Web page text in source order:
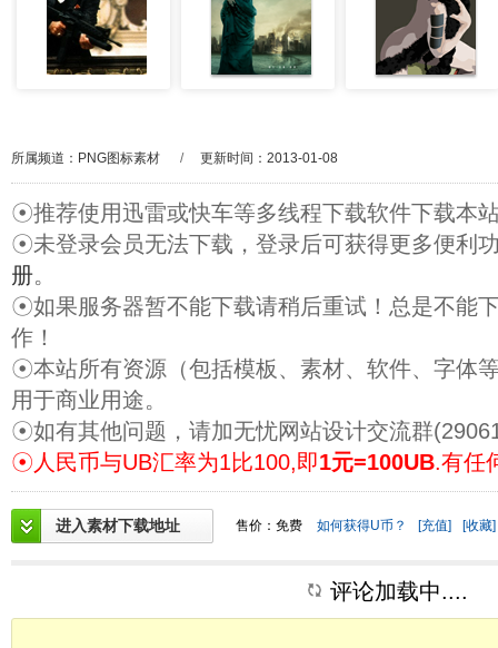
所属频道： PNG图标素材 / 更新时间：2013-01-08
☉推荐使用迅雷或快车等多线程下载软件下载本
☉未登录会员无法下载，登录后可获得更多便利
册。
☉如果服务器暂不能下载请稍后重试！总是不能
作！
☉本站所有资源（包括模板、素材、软件、字体
用于商业用途。
☉如有其他问题，请加无忧网站设计交流群
☉人民币与UB汇率为1比100,即1元=100UB.有任
进入素材下载地址 售价：免费 如何获得U币？ [充值] [收藏]
评论加载中....